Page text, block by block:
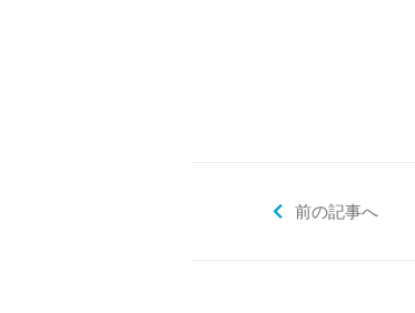
前の記事へ